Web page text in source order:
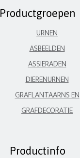
Productgroepen
URNEN
ASBEELDEN
ASSIERADEN
DIERENURNEN
GRAFLANTAARNS EN
GRAFDECORATIE
Productinfo